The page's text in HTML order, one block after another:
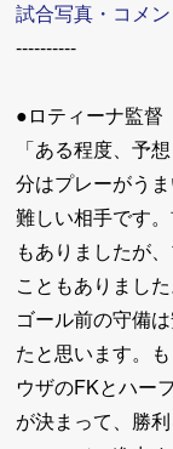
試合写真・コメ
----------
●ロティーナ監督
「ある程度、予
分はプレーがう
難しい相手です
もありましたが
こともありまし
ゴール前の守備
たと思います。
ウザのFKとハー
が決まって、勝